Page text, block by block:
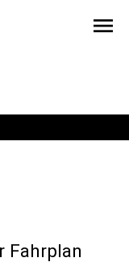
menu
Fahrplan